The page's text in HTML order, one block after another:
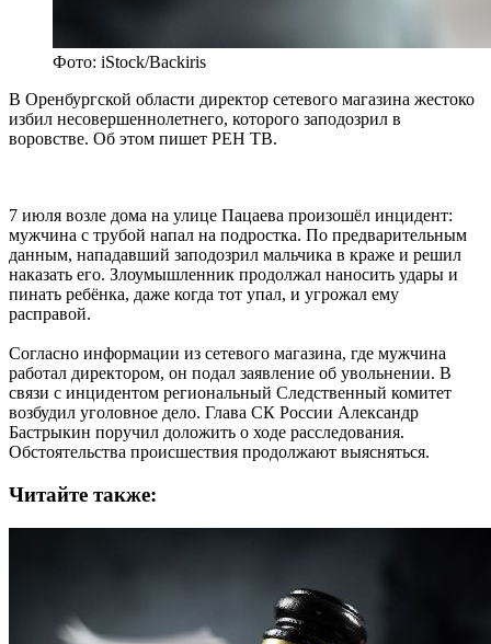
Фото: iStock/Backiris
В Оренбургской области директор сетевого магазина жестоко
избил несовершеннолетнего, которого заподозрил в
воровстве. Об этом пишет РЕН ТВ.
7 июля возле дома на улице Пацаева произошёл инцидент:
мужчина с трубой напал на подростка. По предварительным
данным, нападавший заподозрил мальчика в краже и решил
наказать его. Злоумышленник продолжал наносить удары и
пинать ребёнка, даже когда тот упал, и угрожал ему
расправой.
Согласно информации из сетевого магазина, где мужчина
работал директором, он подал заявление об увольнении. В
связи с инцидентом региональный Следственный комитет
возбудил уголовное дело. Глава СК России Александр
Бастрыкин поручил доложить о ходе расследования.
Обстоятельства происшествия продолжают выясняться.
Читайте также: